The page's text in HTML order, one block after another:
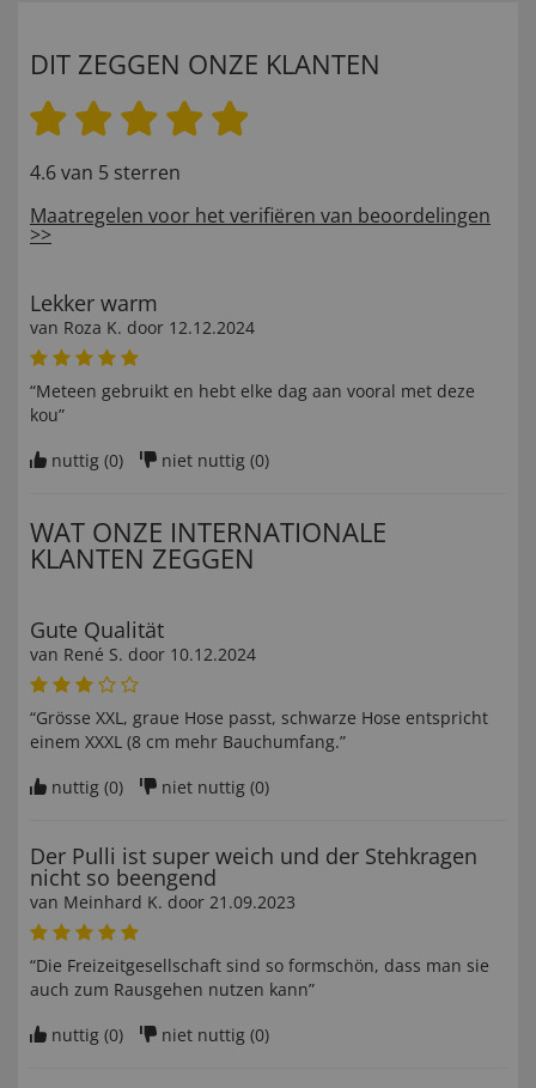
DIT ZEGGEN ONZE KLANTEN
4.6 van 5 sterren
Maatregelen voor het verifiëren van beoordelingen
>>
Lekker warm
van Roza K. door 12.12.2024
“Meteen gebruikt en hebt elke dag aan vooral met deze
kou”
nuttig (0) niet nuttig (0)
WAT ONZE INTERNATIONALE
KLANTEN ZEGGEN
Gute Qualität
van René S. door 10.12.2024
“Grösse XXL, graue Hose passt, schwarze Hose entspricht
einem XXXL (8 cm mehr Bauchumfang.”
nuttig (0) niet nuttig (0)
Der Pulli ist super weich und der Stehkragen
nicht so beengend
van Meinhard K. door 21.09.2023
“Die Freizeitgesellschaft sind so formschön, dass man sie
auch zum Rausgehen nutzen kann”
nuttig (0) niet nuttig (0)